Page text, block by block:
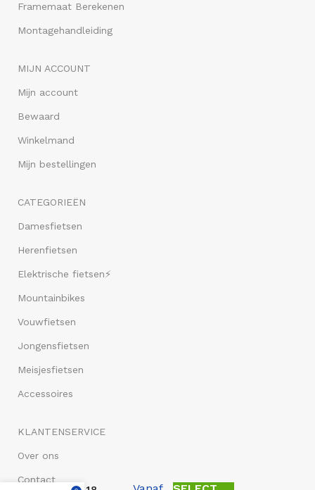
Framemaat Berekenen
Montagehandleiding
MIJN ACCOUNT
Mijn account
Bewaard
Winkelmand
Mijn bestellingen
CATEGORIEËN
Damesfietsen
Herenfietsen
Elektrische fietsen⚡
Mountainbikes
Vouwfietsen
Jongensfietsen
Meisjesfietsen
Accessoires
KLANTENSERVICE
Over ons
Contact